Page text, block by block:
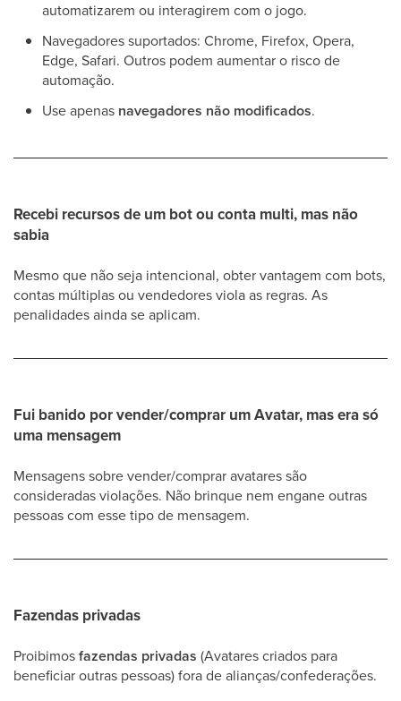
automatizarem ou interagirem com o jogo.
Navegadores suportados: Chrome, Firefox, Opera,
Edge, Safari. Outros podem aumentar o risco de
automação.
Use apenas navegadores não modificados.
Recebi recursos de um bot ou conta multi, mas não
sabia
Mesmo que não seja intencional, obter vantagem com bots,
contas múltiplas ou vendedores viola as regras. As
penalidades ainda se aplicam.
Fui banido por vender/comprar um Avatar, mas era só
uma mensagem
Mensagens sobre vender/comprar avatares são
consideradas violações. Não brinque nem engane outras
pessoas com esse tipo de mensagem.
Fazendas privadas
Proibimosfazendas privadas (Avatares criados para
beneficiar outras pessoas) fora de alianças/confederações.